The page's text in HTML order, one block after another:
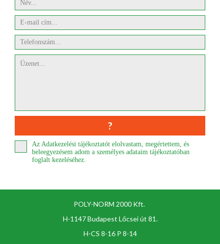
Az Adatkezelési tájékoztatót elolvastam, megértettem, és
beleegyezésem adom a személyes adataim tájékoztatóban
foglalt kezeléséhez.
POLY-NORM 2000 Kft.
H-1147 Budapest Lőcsei út 81.
H-CS 8-16 P 8-14